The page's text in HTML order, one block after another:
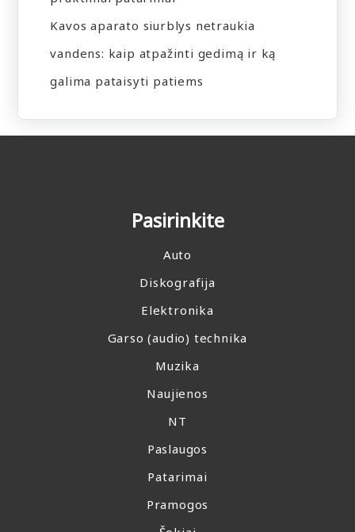
Kavos aparato siurblys netraukia
vandens: kaip atpažinti gedimą ir ką
galima pataisyti patiems
Pasirinkite
Auto
Diskografija
Elektronika
Garso (audio) technika
Muzika
Naujienos
NT
Paslaugos
Patarimai
Pramogos